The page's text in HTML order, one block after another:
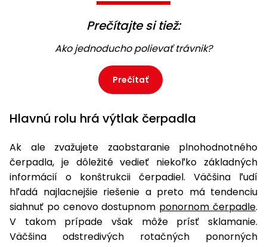
Prečítajte si tiež:
Ako jednoducho polievať trávnik?
Prečítať
Hlavnú rolu hrá výtlak čerpadla
Ak ale zvažujete zaobstaranie plnohodnotného
čerpadla, je dôležité vedieť niekoľko základných
informácií o konštrukcii čerpadiel. Väčšina ľudí
hľadá najlacnejšie riešenie a preto má tendenciu
siahnuť po cenovo dostupnom ponornom čerpadle.
V takom prípade však môže prísť sklamanie.
Väčšina odstredivých rotačných ponorných